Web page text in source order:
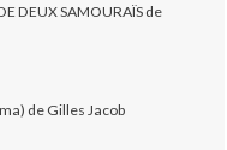
DEUX SAMOURAÏS de
de Gilles Jacob